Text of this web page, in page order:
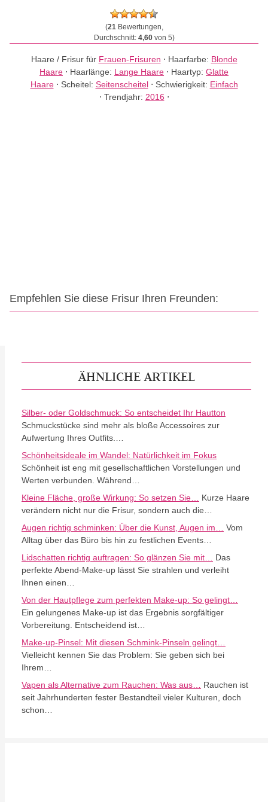
(21Bewertungen,
Durchschnitt: 4,60von 5)
Haare / Frisur für Frauen-Frisuren ⋅ Haarfarbe: Blonde
Haare ⋅ Haarlänge: Lange Haare ⋅ Haartyp: Glatte
Haare⋅ Scheitel: Seitenscheitel⋅ Schwierigkeit: Einfach
⋅ Trendjahr: 2016 ⋅
Empfehlen Sie diese Frisur Ihren Freunden:
ÄHNLICHE ARTIKEL
Silber- oder Goldschmuck: So entscheidet Ihr Hautton
Schmuckstücke sind mehr als bloße Accessoires zur
Aufwertung Ihres Outfits.…
Schönheitsideale im Wandel: Natürlichkeit im Fokus
Schönheit ist eng mit gesellschaftlichen Vorstellungen und
Werten verbunden. Während…
Kleine Fläche, große Wirkung: So setzen Sie…
Kurze Haare
verändern nicht nur die Frisur, sondern auch die…
Augen richtig schminken: Über die Kunst, Augen im…
Vom
Alltag über das Büro bis hin zu festlichen Events…
Lidschatten richtig auftragen: So glänzen Sie mit…
Das
perfekte Abend-Make-up lässt Sie strahlen und verleiht
Ihnen einen…
Von der Hautpflege zum perfekten Make-up: So gelingt…
Ein gelungenes Make-up ist das Ergebnis sorgfältiger
Vorbereitung. Entscheidend ist…
Make-up-Pinsel: Mit diesen Schmink-Pinseln gelingt…
Vielleicht kennen Sie das Problem: Sie geben sich bei
Ihrem…
Vapen als Alternative zum Rauchen: Was aus…
Rauchen ist
seit Jahrhunderten fester Bestandteil vieler Kulturen, doch
schon…